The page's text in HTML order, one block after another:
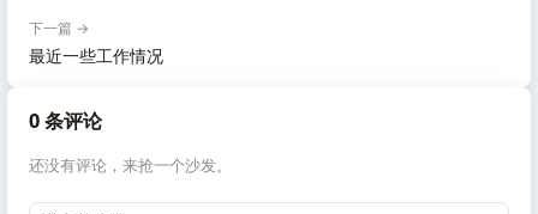
下一篇 →
最近一些工作情况
0 条评论
还没有评论，来抢一个沙发。